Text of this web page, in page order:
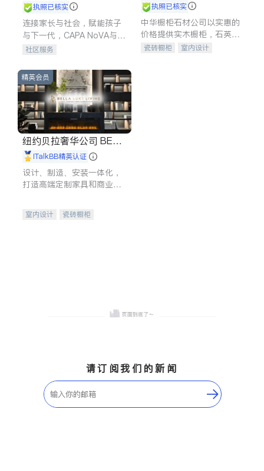
执照已核实
连接家长与社会，赋能孩子
与下一代，CAPA NoVA与您
携手建设包容、公平、充满
社区服务
执照已核实
中华橱柜石材公司以实惠的
价格提供实木橱柜，石英石
台面，多种优质不锈钢水
瓷砖橱柜
室内设计
精英会员
纽约贝拉奢华公司 BELL
A LUXE
iTalkBB精英认证
设计、制造、安装一体化，
打造高端定制家具和商业空
室内设计
瓷砖橱柜
请订阅我们的新闻